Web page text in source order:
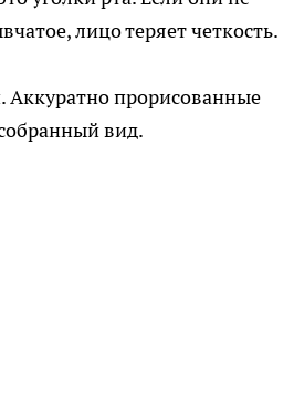
лицо теряет четкость.
Аккуратно прорисованные
вид.